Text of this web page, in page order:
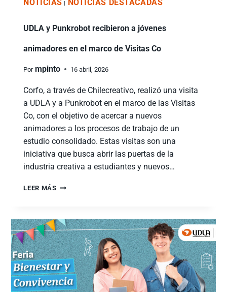
NOTICIAS NOTICIAS DESTACADAS
UDLA y Punkrobot recibieron a jóvenes
animadores en el marco de Visitas Co
Por mpinto 16 abril, 2026
Corfo, a través de Chilecreativo, realizó una visita
a UDLA y a Punkrobot en el marco de las Visitas
Co, con el objetivo de acercar a nuevos
animadores a los procesos de trabajo de un
estudio consolidado. Estas visitas son una
iniciativa que busca abrir las puertas de la
industria creativa a estudiantes y nuevos…
LEER MÁS